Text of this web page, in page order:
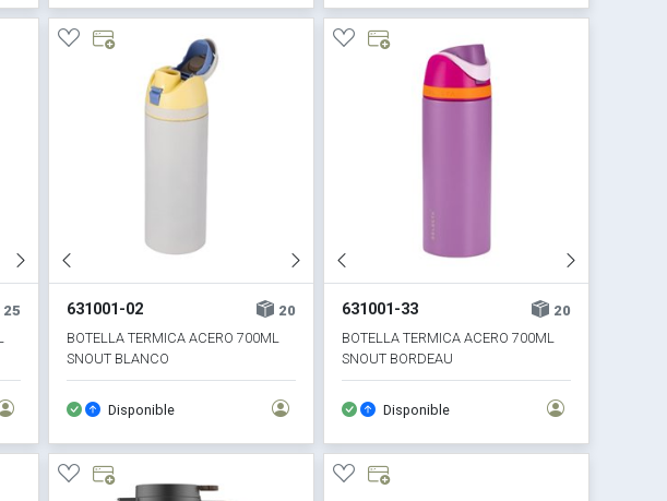
25
631001-02
20
BOTELLA TERMICA ACERO 700ML
SNOUT BLANCO
Disponible
631001-33
20
BOTELLA TERMICA ACERO 700ML
SNOUT BORDEAU
Disponible